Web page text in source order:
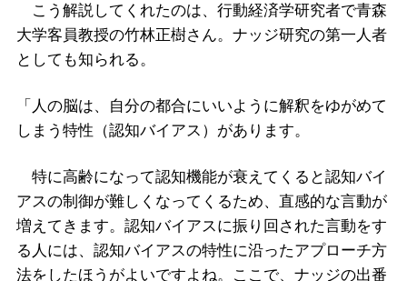
こう解説してくれたのは、行動経済学研究者で青森
大学客員教授の竹林正樹さん。ナッジ研究の第一人者
としても知られる。
「人の脳は、自分の都合にいいように解釈をゆがめて
しまう特性（認知バイアス）があります。
特に高齢になって認知機能が衰えてくると認知バイ
アスの制御が難しくなってくるため、直感的な言動が
増えてきます。認知バイアスに振り回された言動をす
る人には、認知バイアスの特性に沿ったアプローチ方
法をしたほうがよいですよね。ここで、ナッジの出番